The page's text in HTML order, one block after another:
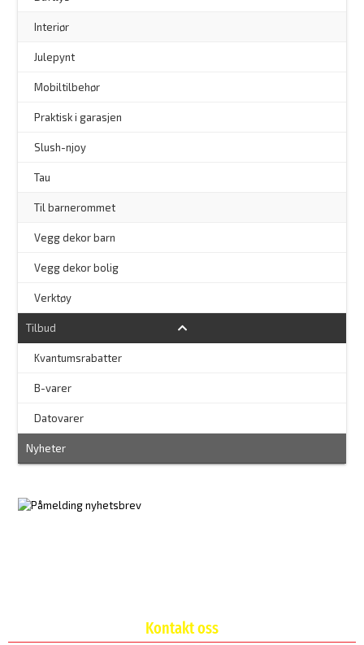
Interiør
Julepynt
Mobiltilbehør
Praktisk i garasjen
Slush-njoy
Tau
Til barnerommet
Vegg dekor barn
Vegg dekor bolig
Verktøy
Tilbud
Kvantumsrabatter
B-varer
Datovarer
Nyheter
Kontakt oss